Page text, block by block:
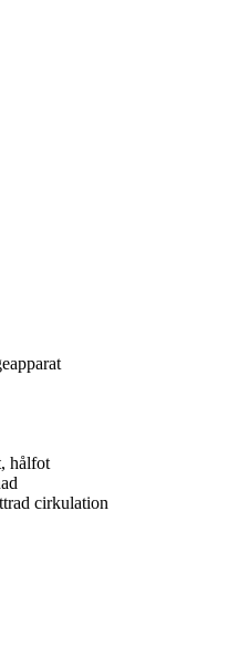
hålfot
cirkulation